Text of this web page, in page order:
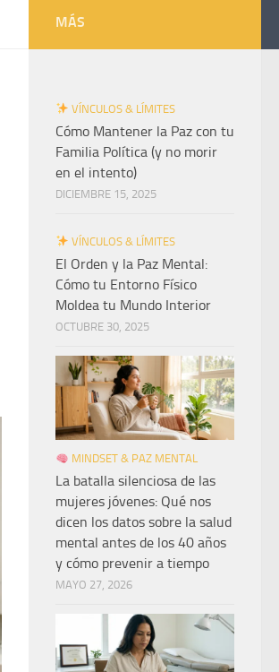
MÁS
VÍNCULOS & LÍMITES
Cómo Mantener la Paz con tu
Familia Política (y no morir
en el intento)
DICIEMBRE 15, 2025
VÍNCULOS & LÍMITES
El Orden y la Paz Mental:
Cómo tu Entorno Físico
Moldea tu Mundo Interior
OCTUBRE 30, 2025
MINDSET & PAZ MENTAL
La batalla silenciosa de las
mujeres jóvenes: Qué nos
dicen los datos sobre la salud
mental antes de los 40 años
y cómo prevenir a tiempo
MAYO 27, 2026